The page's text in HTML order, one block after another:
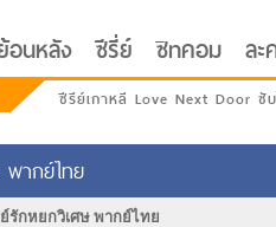
อนหลัง ซีรี่ย์ ซิทคอม ละ
ซีรีย์เกาหลี Love Next Door ซั
พากย์ไทย
รักหยกวิเศษ พากย์ไทย